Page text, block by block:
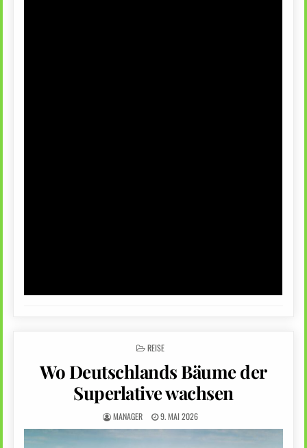
POSTED
REISE
Wo Deutschlands Bäume der
Superlative wachsen
MANAGER 9. MAI 2026